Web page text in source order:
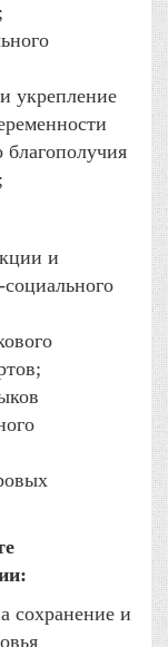
укрепление
благополучия
и
сохранение и